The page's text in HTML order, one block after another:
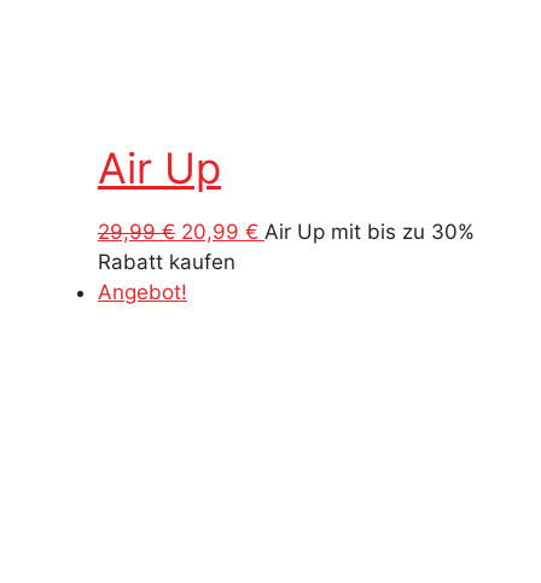
Air Up
29,99€ Ursprünglicher
Preis
war:
20,99 € Aktueller
Air Up mit bis zu 30%
Rabatt kaufen
Angebot!